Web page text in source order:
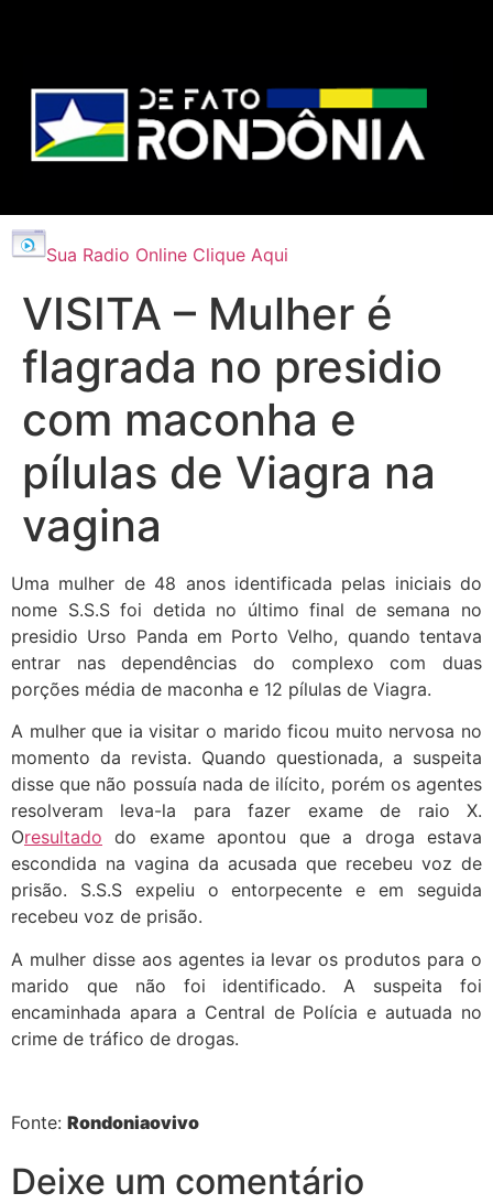
Sua Radio Online Clique Aqui
VISITA – Mulher é
flagrada no presidio
com maconha e
pílulas de Viagra na
vagina
Uma mulher de 48 anos identificada pelas iniciais do
nome S.S.S foi detida no último final de semana no
presidio Urso Panda em Porto Velho, quando tentava
entrar nas dependências do complexo com duas
porções média de maconha e 12 pílulas de Viagra.
A mulher que ia visitar o marido ficou muito nervosa no
momento da revista. Quando questionada, a suspeita
disse que não possuía nada de ilícito, porém os agentes
resolveram leva-la para fazer exame de raio X.
Oresultado do exame apontou que a droga estava
escondida na vagina da acusada que recebeu voz de
prisão. S.S.S expeliu o entorpecente e em seguida
recebeu voz de prisão.
A mulher disse aos agentes ia levar os produtos para o
marido que não foi identificado. A suspeita foi
encaminhada apara a Central de Polícia e autuada no
crime de tráfico de drogas.
Fonte: Rondoniaovivo
Deixe um comentário